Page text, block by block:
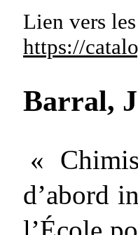
Lien vers
https://
Barral,
«
d’abord